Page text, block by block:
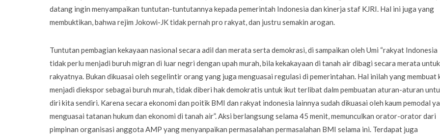
datang ingin menyampaikan tuntutan-tuntutannya kepada pemerintah Indonesia dan kinerja staf KJRI. Hal ini juga yang
membuktikan, bahwa rejim Jokowi-JK tidak pernah pro rakyat, dan justru semakin arogan.
Tuntutan pembagian kekayaan nasional secara adil dan merata serta demokrasi, di sampaikan oleh Umi “rakyat Indonesia
tidak perlu menjadi buruh migran di luar negri dengan upah murah, bila kekakayaan di tanah air dibagi secara merata untuk
rakyatnya. Bukan dikuasai oleh segelintir orang yang juga menguasai regulasi di pemerintahan. Hal inilah yang membuat
menjadi diekspor sebagai buruh murah, tidak diberi hak demokratis untuk ikut terlibat dalm pembuatan aturan-aturan
diri kita sendiri. Karena secara ekonomi dan poitik BMI dan rakyat indonesia lainnya sudah dikuasai oleh kaum pemodal
menguasai tatanan hukum dan ekonomi di tanah air”. Aksi berlangsung selama 45 menit, memunculkan orator-orator dari
pimpinan organisasi anggota AMP yang menyanpaikan permasalahan permasalahan BMI selama ini. Terdapat juga